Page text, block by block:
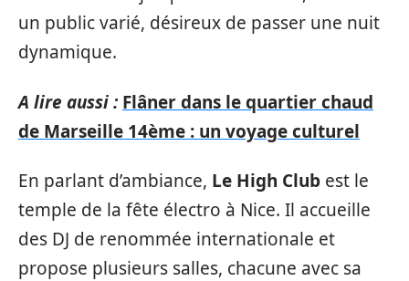
un public varié, désireux de passer une nuit
dynamique.
A lire aussi : Flâner dans le quartier chaud
de Marseille 14ème : un voyage culturel
En parlant d’ambiance, Le High Club est le
temple de la fête électro à Nice. Il accueille
des DJ de renommée internationale et
propose plusieurs salles, chacune avec sa